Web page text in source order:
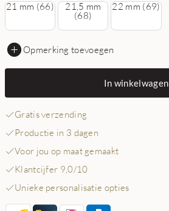
21 mm (66)
21,5 mm
(68)
22 mm (69)
Opmerking toevoegen
In winkelwagen
Gratis verzending
Productie in 3 dagen
Voor jou op maat gemaakt
Klantcijfer 9,0/10
Unieke personalisatie opties